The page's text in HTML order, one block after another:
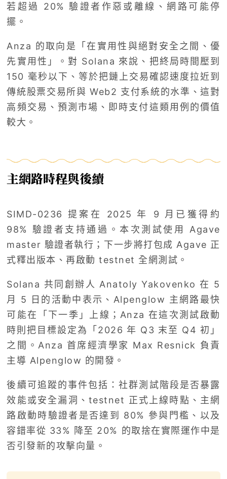
若超過 20% 驗證者作惡或離線、網路可能停
擺。
Anza 的取向是「在實用性與絕對安全之間、優
先實用性」。對 Solana 來說、把終局時間壓到
150 毫秒以下、等於把鏈上交易確認速度拉近到
傳統股票交易所與 Web2 支付系統的水準、這對
高頻交易、預測市場、即時支付這類用例的價值
較大。
主網路時程與後續
SIMD-0236 提案在 2025 年 9 月已獲得約
98% 驗證者支持通過。本次測試使用 Agave
master 驗證者執行；下一步將打包成 Agave 正
式釋出版本、再啟動 testnet 全網測試。
Solana 共同創辦人 Anatoly Yakovenko 在 5
月 5 日的活動中表示、Alpenglow 主網路最快
可能在「下一季」上線；Anza 在這次測試啟動
時則把目標設定為「2026 年 Q3 末至 Q4 初」
之間。Anza 首席經濟學家 Max Resnick 負責
主導 Alpenglow 的開發。
後續可追蹤的事件包括：社群測試階段是否暴露
效能或安全漏洞、testnet 正式上線時點、主網
路啟動時驗證者是否達到 80% 參與門檻、以及
容錯率從 33% 降至 20% 的取捨在實際運作中是
否引發新的攻擊向量。